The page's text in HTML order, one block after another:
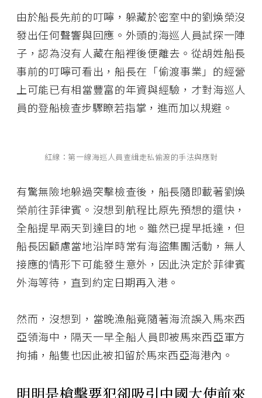
由於船長先前的叮嚀，躲藏於密室中的劉煥榮沒
發出任何聲響與回應。外頭的海巡人員試探一陣
子，認為沒有人藏在船裡後便離去。從胡姓船長
事前的叮嚀可看出，船長在「偷渡事業」的經營
上可能已有相當豐富的年資與經驗，才對海巡人
員的登船檢查步驟瞭若指掌，進而加以規避。
紅線：第一線海巡人員查緝走私偷渡的手法與應對
有驚無險地躲過突擊檢查後，船長隨即載著劉煥
榮前往菲律賓。沒想到航程比原先預想的還快，
全船提早兩天到達目的地。雖然已提早抵達，但
船長因顧慮當地沿岸時常有海盜集團活動，無人
接應的情形下可能發生意外，因此決定於菲律賓
外海等待，直到約定日期再入港。
然而，沒想到，當晚漁船竟隨著海流誤入馬來西
亞領海中，隔天一早全船人員即被馬來西亞軍方
拘捕，船隻也因此被扣留於馬來西亞海港內。
明明是槍擊要犯卻吸引中國大使前來